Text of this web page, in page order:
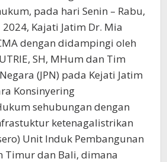
Jawa
Bagian
Timur
Dan
Bali
pada hari Senin – Rabu,
Kajati Jatim Dr. Mia
dengan didampingi oleh
SH, MHum dan Tim
(JPN) pada Kejati Jatim
Konsinyering
sehubungan dengan
ketenagalistrikan
Unit Induk Pembangunan
Timur dan Bali, dimana